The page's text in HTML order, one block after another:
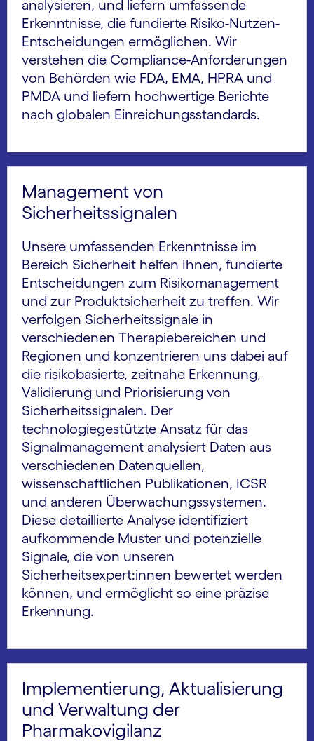
analysieren, und liefern umfassende
Erkenntnisse, die fundierte Risiko-Nutzen-
Entscheidungen ermöglichen. Wir
verstehen die Compliance-Anforderungen
von Behörden wie FDA, EMA, HPRA und
PMDA und liefern hochwertige Berichte
nach globalen Einreichungsstandards.
Management von
Sicherheitssignalen
Unsere umfassenden Erkenntnisse im
Bereich Sicherheit helfen Ihnen, fundierte
Entscheidungen zum Risikomanagement
und zur Produktsicherheit zu treffen. Wir
verfolgen Sicherheitssignale in
verschiedenen Therapiebereichen und
Regionen und konzentrieren uns dabei auf
die risikobasierte, zeitnahe Erkennung,
Validierung und Priorisierung von
Sicherheitssignalen. Der
technologiegestützte Ansatz für das
Signalmanagement analysiert Daten aus
verschiedenen Datenquellen,
wissenschaftlichen Publikationen, ICSR
und anderen Überwachungssystemen.
Diese detaillierte Analyse identifiziert
aufkommende Muster und potenzielle
Signale, die von unseren
Sicherheitsexpert:innen bewertet werden
können, und ermöglicht so eine präzise
Erkennung.
Implementierung, Aktualisierung
und Verwaltung der
Pharmakovigilanz